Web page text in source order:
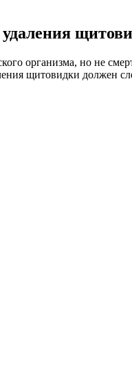
организма, но не
щитовидки должен